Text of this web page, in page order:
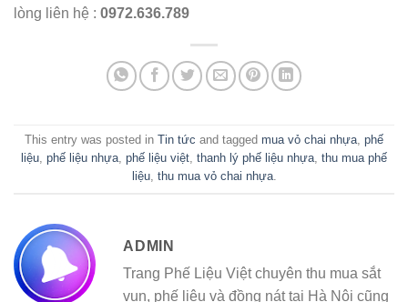
lòng liên hệ : 0972.636.789
This entry was posted in Tin tức and tagged mua vỏ chai nhựa, phế
liệu, phế liệu nhựa, phế liệu việt, thanh lý phế liệu nhựa, thu mua phế
liệu, thu mua vỏ chai nhựa.
ADMIN
Trang Phế Liệu Việt chuyên thu mua sắt
vụn, phế liệu và đồng nát tại Hà Nội cũng